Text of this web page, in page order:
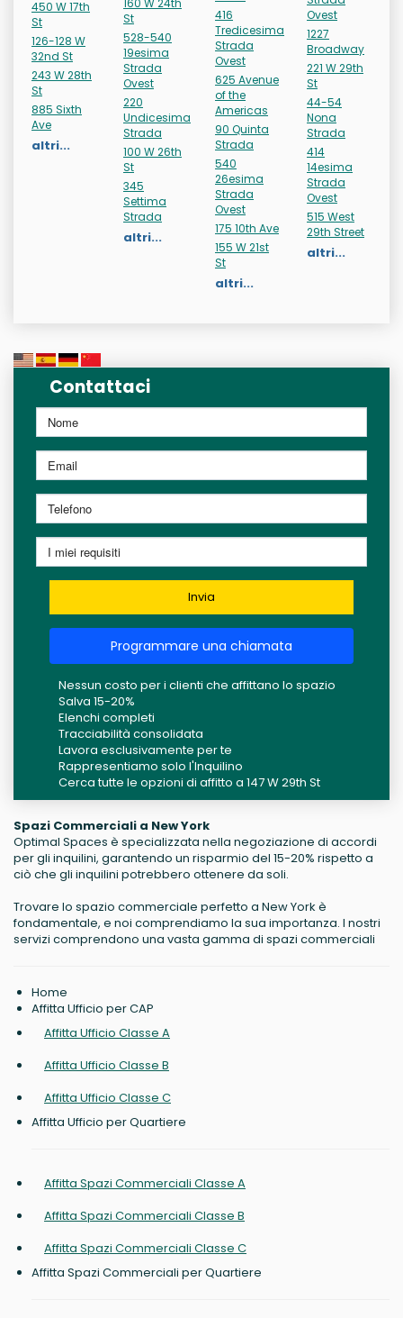
450 W 17th
St
126-128 W
32nd St
243 W 28th
St
885 Sixth
Ave
altri...
160 W 24th
St
528-540
19esima
Strada
Ovest
220
Undicesima
Strada
100 W 26th
St
345
Settima
Strada
altri...
416
Tredicesima
Strada
Ovest
625 Avenue
of the
Americas
90 Quinta
Strada
540
26esima
Strada
Ovest
175 10th Ave
155 W 21st
St
altri...
Ovest
1227
Broadway
221 W 29th
St
44-54
Nona
Strada
414
14esima
Strada
Ovest
515 West
29th Street
altri...
Contattaci
Invia
Programmare una chiamata
Nessun costo per i clienti che affittano lo spazio
Salva 15-20%
Elenchi completi
Tracciabilità consolidata
Lavora esclusivamente per te
Rappresentiamo solo l'Inquilino
Cerca tutte le opzioni di affitto a 147 W 29th St
Spazi Commerciali a New York
Optimal Spaces è specializzata nella negoziazione di accordi
per gli inquilini, garantendo un risparmio del 15-20% rispetto a
ciò che gli inquilini potrebbero ottenere da soli.
Trovare lo spazio commerciale perfetto a New York è
fondamentale, e noi comprendiamo la sua importanza. I nostri
servizi comprendono una vasta gamma di spazi commerciali
Home
Affitta Ufficio per CAP
Affitta Ufficio Classe A
Affitta Ufficio Classe B
Affitta Ufficio Classe C
Affitta Ufficio per Quartiere
Affitta Spazi Commerciali Classe A
Affitta Spazi Commerciali Classe B
Affitta Spazi Commerciali Classe C
Affitta Spazi Commerciali per Quartiere